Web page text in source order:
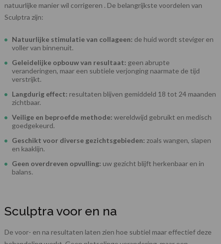
natuurlijke manier wil corrigeren . De belangrijkste voordelen van
Sculptra zijn:
Natuurlijke stimulatie van collageen: de huid wordt steviger en
voller van binnenuit.
Geleidelijke opbouw van resultaat: geen abrupte
veranderingen, maar een subtiele verjonging naarmate de tijd
verstrijkt.
Langdurig effect: resultaten blijven gemiddeld 18 tot 24 maanden
zichtbaar.
Veilige en beproefde methode: wereldwijd gebruikt en medisch
goedgekeurd.
Geschikt voor diverse gezichtsgebieden: zoals wangen, slapen
en kaaklijn.
Geen overdreven opvulling: uw gezicht blijft herkenbaar en in
balans.
Sculptra voor en na
De voor- en na resultaten laten zien hoe subtiel maar effectief deze